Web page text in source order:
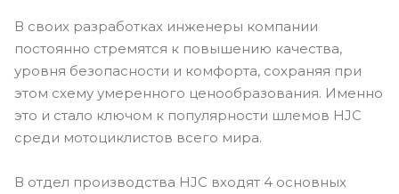
В своих разработках инженеры компании
постоянно стремятся к повышению качества,
уровня безопасности и комфорта, сохраняя при
этом схему умеренного ценообразования. Именно
это и стало ключом к популярности шлемов HJC
среди мотоциклистов всего мира.
В отдел производства HJC входят 4 основных